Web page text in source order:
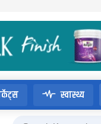
स्वास्थ्य